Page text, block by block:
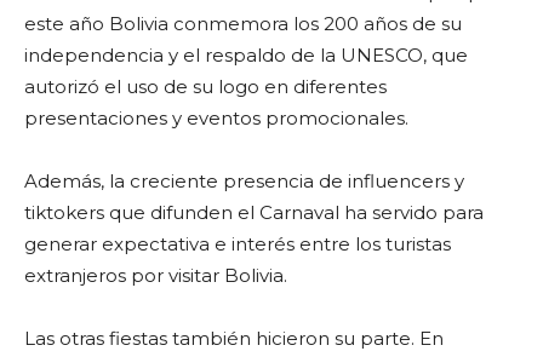
este año Bolivia conmemora los 200 años de su
independencia y el respaldo de la UNESCO, que
autorizó el uso de su logo en diferentes
presentaciones y eventos promocionales.
Además, la creciente presencia de influencers y
tiktokers que difunden el Carnaval ha servido para
generar expectativa e interés entre los turistas
extranjeros por visitar Bolivia.
Las otras fiestas también hicieron su parte. En